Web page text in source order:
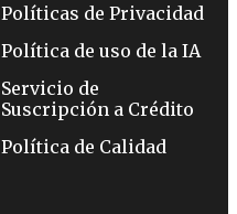
Políticas de Privacidad
Política de uso de la IA
Servicio de
Suscripción a Crédito
Política de Calidad